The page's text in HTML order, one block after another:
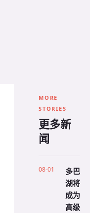
MORE
STORIES
更多新
闻
08-01
多巴
湖将
成为
高级